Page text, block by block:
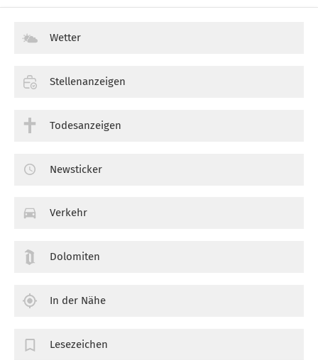
Wetter
Stellenanzeigen
Todesanzeigen
Newsticker
Verkehr
Dolomiten
In der Nähe
Lesezeichen